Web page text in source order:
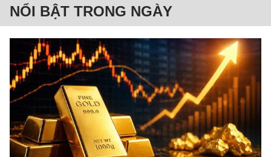
NỔI BẬT TRONG NGÀY